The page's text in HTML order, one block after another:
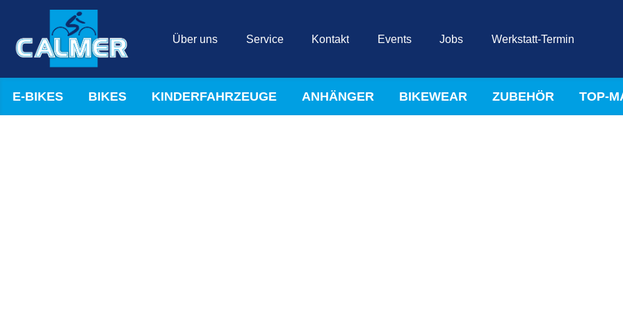
Über uns Service Kontakt Events Jobs Werkstatt-Termin
E-BIKES BIKES KINDERFAHRZEUGE ANHÄNGER BIKEWEAR ZUBEHÖR TOP-